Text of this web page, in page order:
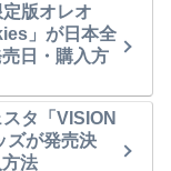
版オレオ
」が日本全
日・購入方
タ「VISION
ズが発売決
法